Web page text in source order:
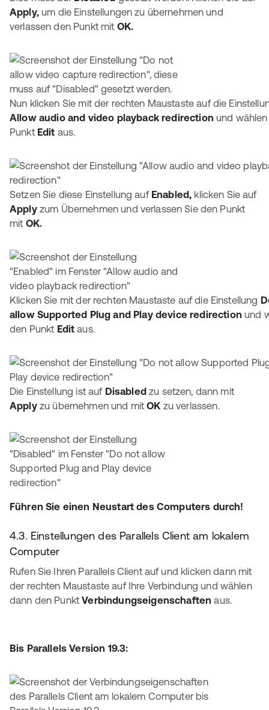
Apply, um die Einstellungen zu übernehmen und
verlassen den Punkt mit OK.
Nun klicken Sie mit der rechten Maustaste auf die
Allow audio and video playback redirectionund
Punkt Edit aus.
Setzen Sie diese Einstellung auf Enabled, klicken Sie auf
Applyzum Übernehmen und verlassen Sie den Punkt
mit OK.
Klicken Sie mit der rechten Maustaste auf die Einstellung
allow Supported Plug and Play device redirection und
den Punkt Edit aus.
Die Einstellung ist auf Disabledzu setzen, dann mit
Applyzu übernehmen und mitOK zu verlassen.
Führen Sie einen Neustart des Computers durch!
4.3. Einstellungen des Parallels Client am lokalem
Computer
Rufen Sie Ihren Parallels Client auf und klicken dann mit
der rechten Maustaste auf Ihre Verbindung und wählen
dann den PunktVerbindungseigenschaften aus.
Bis Parallels Version 19.3: